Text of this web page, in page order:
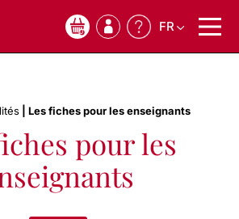
0 FR
Les fiches pour les enseignants
pour les